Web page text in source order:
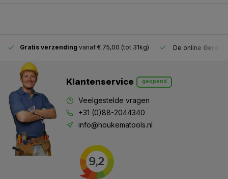
Gratis verzending vanaf € 75,00 (tot 31kg) De online
Klantenservice geopend
Veelgestelde vragen
+31 (0)88-2044340
info@houkematools.nl